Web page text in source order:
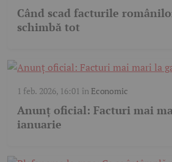
Când scad facturile
schimbă tot
1 feb. 2026, 16:01 în Economic
Anunț oficial: Facturi mai
ianuarie